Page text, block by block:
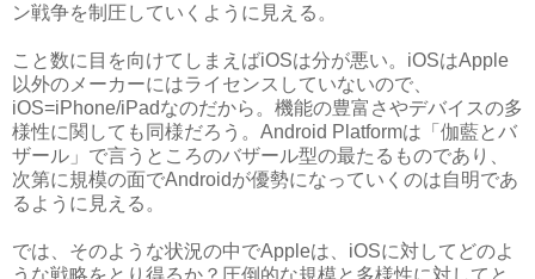
ン戦争を制圧していくように見える。
こと数に目を向けてしまえばiOSは分が悪い。iOSはApple
以外のメーカーにはライセンスしていないので、
iOS=iPhone/iPadなのだから。機能の豊富さやデバイスの多
様性に関しても同様だろう。Android Platformは「伽藍とバ
ザール」で言うところのバザール型の最たるものであり、
次第に規模の面でAndroidが優勢になっていくのは自明であ
るように見える。
では、そのような状況の中でAppleは、iOSに対してどのよ
うな戦略をとり得るか？圧倒的な規模と多様性に対してと